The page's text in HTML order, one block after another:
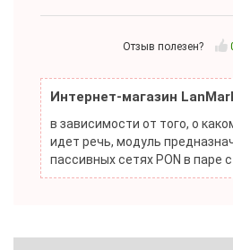
Отзыв полезен?
Интернет-магазин
в зависимости от того, о
идет речь, модуль
пассивных сетях PON в паре